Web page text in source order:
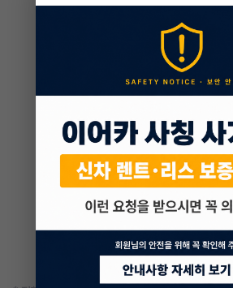
룸
주행안전 차체자세
주행안